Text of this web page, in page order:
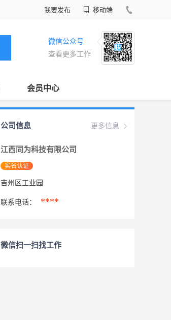
我要发布 移动端
微信公众号
查看更多工作
会员中心
更多信息
公司信息
江西同为科技有限公司
实名认证
吉州区工业园
联系电话： ****
微信扫一扫找工作